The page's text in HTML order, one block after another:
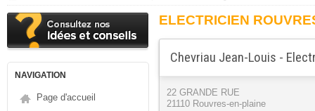
NAVIGATION
Page d'accueil
ELECTRICIEN
Chevriau Jean-Louis -
22 GRANDE RUE
21110 Rouvres-en-plaine